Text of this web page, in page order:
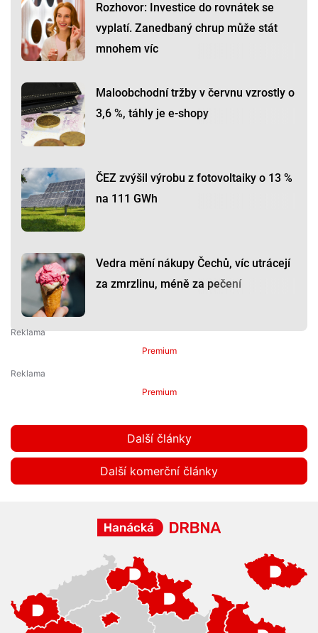
Rozhovor: Investice do rovnátek se
vyplatí. Zanedbaný chrup může stát
mnohem víc
Maloobchodní tržby v červnu vzrostly o
3,6 %, táhly je e-shopy
ČEZ zvýšil výrobu z fotovoltaiky o 13 %
na 111 GWh
Vedra mění nákupy Čechů, víc utrácejí
za zmrzlinu, méně za pečení
Premium
Premium
Další články
Další komerční články